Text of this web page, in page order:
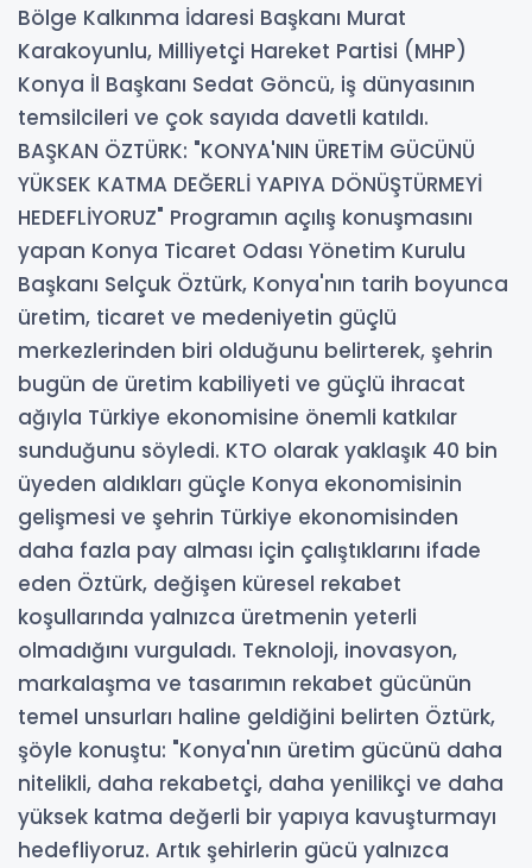
Bölge Kalkınma İdaresi Başkanı Murat
Karakoyunlu, Milliyetçi Hareket Partisi (MHP)
Konya İl Başkanı Sedat Göncü, iş dünyasının
temsilcileri ve çok sayıda davetli katıldı.
BAŞKAN ÖZTÜRK: "KONYA'NIN ÜRETİM GÜCÜNÜ
YÜKSEK KATMA DEĞERLİ YAPIYA DÖNÜŞTÜRMEYİ
HEDEFLİYORUZ" Programın açılış konuşmasını
yapan Konya Ticaret Odası Yönetim Kurulu
Başkanı Selçuk Öztürk, Konya'nın tarih boyunca
üretim, ticaret ve medeniyetin güçlü
merkezlerinden biri olduğunu belirterek, şehrin
bugün de üretim kabiliyeti ve güçlü ihracat
ağıyla Türkiye ekonomisine önemli katkılar
sunduğunu söyledi. KTO olarak yaklaşık 40 bin
üyeden aldıkları güçle Konya ekonomisinin
gelişmesi ve şehrin Türkiye ekonomisinden
daha fazla pay alması için çalıştıklarını ifade
eden Öztürk, değişen küresel rekabet
koşullarında yalnızca üretmenin yeterli
olmadığını vurguladı. Teknoloji, inovasyon,
markalaşma ve tasarımın rekabet gücünün
temel unsurları haline geldiğini belirten Öztürk,
şöyle konuştu: "Konya'nın üretim gücünü daha
nitelikli, daha rekabetçi, daha yenilikçi ve daha
yüksek katma değerli bir yapıya kavuşturmayı
hedefliyoruz. Artık şehirlerin gücü yalnızca